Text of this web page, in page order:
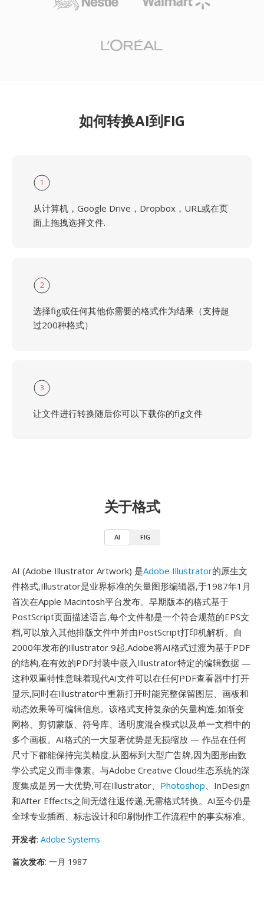
如何转换AI到FIG
1
从计算机，Google Drive，Dropbox，URL或在页
面上拖拽选择文件.
2
选择fig或任何其他你需要的格式作为结果（支持超
过200种格式）
3
让文件进行转换随后你可以下载你的fig文件
关于格式
AI FIG
AI (Adobe Illustrator Artwork) 是Adobe Illustrator的原生文
件格式,Illustrator是业界标准的矢量图形编辑器,于1987年1月
首次在Apple Macintosh平台发布。早期版本的格式基于
PostScript页面描述语言,每个文件都是一个符合规范的EPS文
档,可以放入其他排版文件中并由PostScript打印机解析。自
2000年发布的Illustrator 9起,Adobe将AI格式过渡为基于PDF
的结构,在有效的PDF封装中嵌入Illustrator特定的编辑数据 —
这种双重特性意味着现代AI文件可以在任何PDF查看器中打开
显示,同时在Illustrator中重新打开时能完整保留图层、画板和
动态效果等可编辑信息。该格式支持复杂的矢量构造,如渐变
网格、剪切蒙版、符号库、透明度混合模式以及单一文档中的
多个画板。AI格式的一大显著优势是无损缩放 — 作品在任何
尺寸下都能保持完美精度,从图标到大型广告牌,因为图形由数
学公式定义而非像素。与Adobe Creative Cloud生态系统的深
度集成是另一大优势,可在Illustrator、 Photoshop、InDesign
和After Effects之间无缝往返传递,无需格式转换。AI至今仍是
全球专业插画、标志设计和印刷制作工作流程中的事实标准。
开发者: Adobe Systems
首次发布: 一月 1987